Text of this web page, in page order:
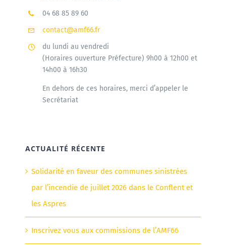
04 68 85 89 60
contact@amf66.fr
du lundi au vendredi
(Horaires ouverture Préfecture) 9h00 à 12h00 et
14h00 à 16h30
En dehors de ces horaires, merci d’appeler le
Secrétariat
ACTUALITÉ RÉCENTE
Solidarité en faveur des communes sinistrées
par l’incendie de juillet 2026 dans le Conflent et
les Aspres
Inscrivez vous aux commissions de l’AMF66